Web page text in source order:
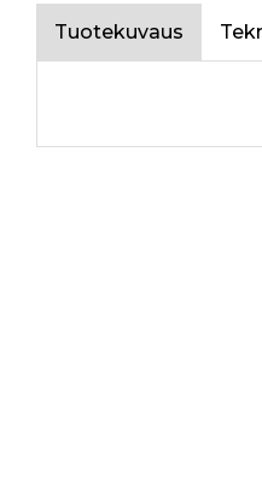
Tuotekuvaus